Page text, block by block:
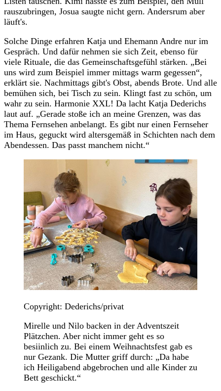
rauszubringen, Josua saugte nicht gern. Andersrum aber
läuft's.
Solche Dinge erfahren Katja und Ehemann Andre nur im
Gespräch. Und dafür nehmen sie sich Zeit, ebenso für
viele Rituale, die das Gemeinschaftsgefühl stärken. „Bei
uns wird zum Beispiel immer mittags warm gegessen“,
erklärt sie. Nachmittags gibt's Obst, abends Brote. Und alle
bemühen sich, bei Tisch zu sein. Klingt fast zu schön, um
wahr zu sein. Harmonie XXL! Da lacht Katja Dederichs
laut auf. „Gerade stoße ich an meine Grenzen, was das
Thema Fernsehen anbelangt. Es gibt nur einen Fernseher
im Haus, geguckt wird altersgemäß in Schichten nach dem
Abendessen. Das passt manchem nicht.“
Copyright: Dederichs/privat
Mirelle und Nilo backen in der Adventszeit
Plätzchen. Aber nicht immer geht es so
besiinlich zu. Bei einem Weihnachtsfest gab es
nur Gezank. Die Mutter griff durch: „Da habe
ich Heiligabend abgebrochen und alle Kinder zu
Bett geschickt.“